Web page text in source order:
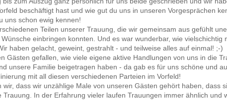
beschäftigt hast und wie gut du uns in unseren Vorgesprächen
uns schon ewig kennen!
Teilen unserer Trauung, die wir gemeinsam aus gefühlt
einbringen konnten. Und es war wunderbar, wie vielschichtig
haben gelacht, geweint, gestrahlt - und teilweise alles auf einmal! ;-)
Gästen gefallen, wie viele eigene aktive Handlungen von uns in die
unsere Familie beigetragen haben - da gab es für uns schöne und
mit all diesen verschiedenen Parteien im Vorfeld!
wir, dass wir unzählige Male von unseren Gästen gehört haben, dass
In der Erfahrung vieler laufen Trauungen immer ähnlich und